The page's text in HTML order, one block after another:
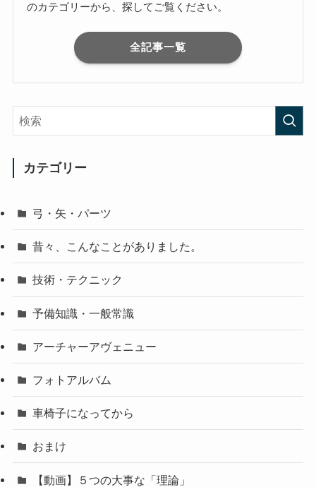
のカテゴリーから、探してご覧ください。
全記事一覧
カテゴリー
弓・矢・パーツ
昔々、こんなことがありました。
技術・テクニック
予備知識・一般常識
アーチャーアヴェニュー
フォトアルバム
車椅子になってから
おまけ
【動画】５つの大事な「理論」